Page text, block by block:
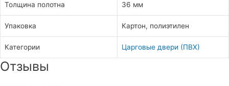
Толщина полотна 36 мм
Упаковка Картон, полиэтилен
Категории Царговые двери (ПВХ)
Отзывы